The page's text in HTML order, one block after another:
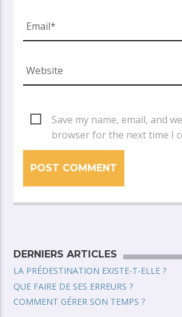
Save my name, email, and
browser for the next time I
DERNIERS ARTICLES
LA PRÉDESTINATION EXISTE-T-ELLE ?
QUE FAIRE DE SES ERREURS ?
COMMENT GÉRER SON TEMPS ?